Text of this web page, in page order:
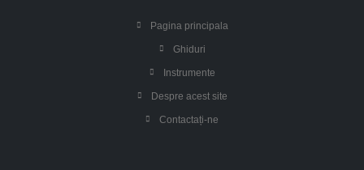
Pagina principala
Ghiduri
Instrumente
Despre acest site
Contactați-ne